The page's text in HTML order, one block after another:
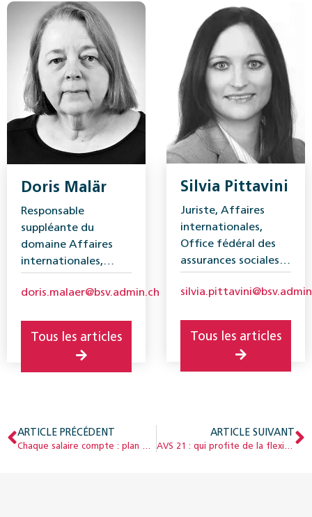
Doris Malär
Responsable
suppléante du
domaine Affaires
internationales,
assurances sociales
doris.malaer@bsv.admin.ch
Tous les articles
Silvia Pittavini
Juriste, Affaires
internationales,
Office fédéral des
assurances sociales
Tous les articles
ARTICLE PRÉCÉDENT ARTICLE SUIVANT